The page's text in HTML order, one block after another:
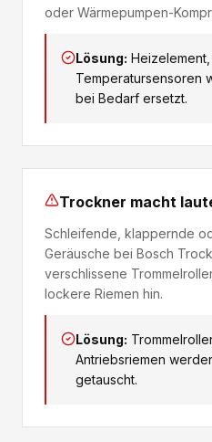
oder Wärmepumpen-
Lösung:
Temperatursensoren
bei Bedarf ersetzt.
Trockner macht
Schleifende, klappernde
Geräusche bei Bosch
verschlissene
lockere Riemen hin.
Lösung:
Antriebsriemen
getauscht.